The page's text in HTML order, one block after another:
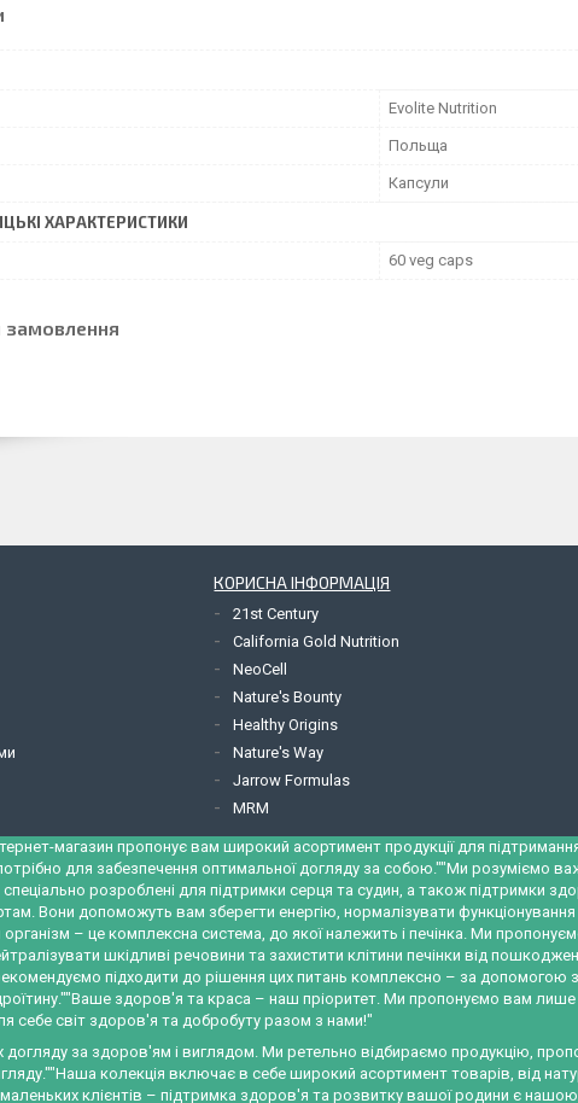
Evolite Nutrition
Польща
Капсули
ХАРАКТЕРИСТИКИ
60 veg caps
замовлення
КОРИСНА ІНФОРМАЦІЯ
21st Century
California Gold Nutrition
NeoCell
Nature's Bounty
Healthy Origins
Nature's Way
Jarrow Formulas
MRM
магазин пропонує вам широкий асортимент продукції для
для забезпечення оптимальної догляду за собою.""Ми розуміємо
розроблені для підтримки серця та судин, а також підтримки
Вони допоможуть вам зберегти енергію, нормалізувати
– це комплексна система, до якої належить і печінка. Ми
шкідливі речовини та захистити клітини печінки від
підходити до рішення цих питань комплексно – за допомогою
здоров'я та краса – наш пріоритет. Ми пропонуємо вам лише
себе світ здоров'я та добробуту разом з нами!"
догляду за здоров'ям і виглядом. Ми ретельно відбираємо продукцію,
колекція включає в себе широкий асортимент товарів, від
клієнтів – підтримка здоров'я та розвитку вашої родини є